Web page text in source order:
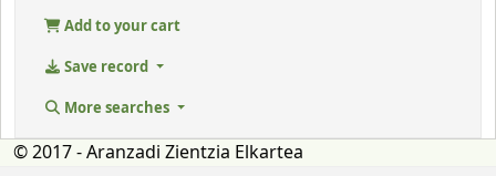
Add to your cart
Save record
More searches
© 2017 - Aranzadi Zientzia Elkartea